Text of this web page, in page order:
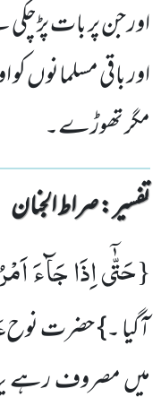
اور جن پر بات
اور باقی مسلمانوں
مگر تھوڑے۔
تفسیر : ‎صراط الجنان
{حَتّٰۤى اِذَا جَآءَ
آگیا ۔} حضرت نوح
میں مصروف رہے